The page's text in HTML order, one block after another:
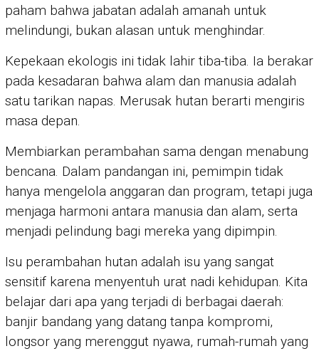
paham bahwa jabatan adalah amanah untuk
melindungi, bukan alasan untuk menghindar.
Kepekaan ekologis ini tidak lahir tiba-tiba. Ia berakar
pada kesadaran bahwa alam dan manusia adalah
satu tarikan napas. Merusak hutan berarti mengiris
masa depan.
Membiarkan perambahan sama dengan menabung
bencana. Dalam pandangan ini, pemimpin tidak
hanya mengelola anggaran dan program, tetapi juga
menjaga harmoni antara manusia dan alam, serta
menjadi pelindung bagi mereka yang dipimpin.
Isu perambahan hutan adalah isu yang sangat
sensitif karena menyentuh urat nadi kehidupan. Kita
belajar dari apa yang terjadi di berbagai daerah:
banjir bandang yang datang tanpa kompromi,
longsor yang merenggut nyawa, rumah-rumah yang